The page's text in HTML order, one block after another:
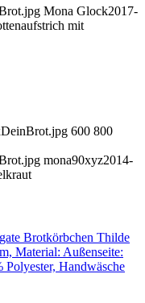
Mona Glock2017-
mit
600 800
mona90xyz2014-
Brotkörbchen Thilde
Material: Außenseite:
Handwäsche